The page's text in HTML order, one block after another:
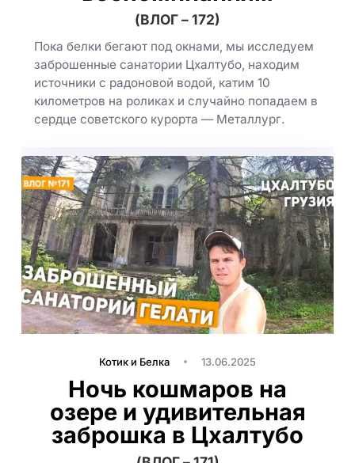
(ВЛОГ – 172)
Пока белки бегают под окнами, мы исследуем
заброшенные санатории Цхалтубо, находим
источники с радоновой водой, катим 10
километров на роликах и случайно попадаем в
сердце советского курорта — Металлург.
Котик и Белка 13.06.2025
Ночь кошмаров на
озере и удивительная
заброшка в Цхалтубо